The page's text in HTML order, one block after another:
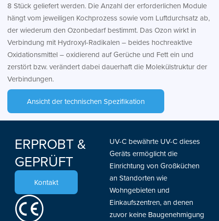
8 Stück geliefert werden. Die Anzahl der erforderlichen Module
hängt vom jeweiligen Kochprozess sowie vom Luftdurchsatz ab,
der wiederum den Ozonbedarf bestimmt. Das Ozon wirkt in
Verbindung mit Hydroxyl-Radikalen – beides hochreaktive
Oxidationsmittel – oxidierend auf Gerüche und Fett ein und
zerstört bzw. verändert dabei dauerhaft die Molekülstruktur der
Verbindungen.
Ansicht der technischen Spezifikation
ERPROBT &
GEPRÜFT
Kontakt
UV-C bewährte UV-C dieses
Geräts ermöglicht die
Einrichtung von Großküchen
an Standorten wie
Wohngebieten und
Einkaufszentren, an denen
zuvor keine Baugenehmigung